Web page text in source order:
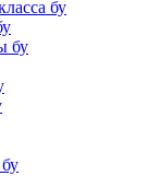
бу
бу